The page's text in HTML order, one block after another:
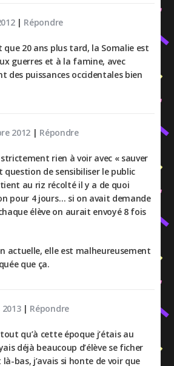
| Répondre
que 20 ans plus tard, la Somalie est
guerres et à la famine, avec
des puissances occidentales bien
2012 | Répondre
strictement rien à voir avec « sauver
question de sensibiliser le public
tient au riz récolté il y a de quoi
pour 4 jours… si on avait demande
élève on aurait envoyé 8 fois
actuelle, elle est malheureusement
que ça.
| Répondre
qu’à cette époque j’étais au
déjà beaucoup d’élève se ficher
bas, j’avais si honte de voir que